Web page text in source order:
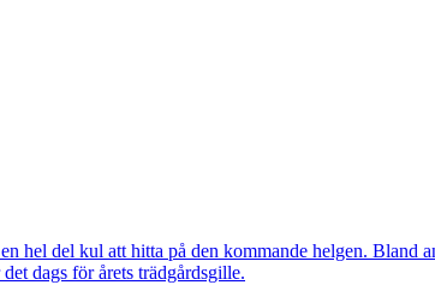
hel del kul att hitta på den kommande helgen.
dags för årets trädgårdsgille.